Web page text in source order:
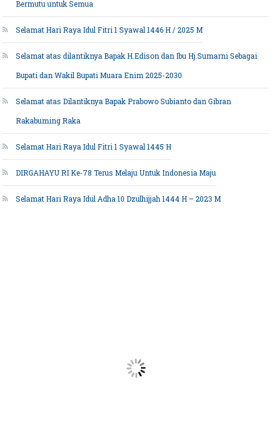
Bermutu untuk Semua
Selamat Hari Raya Idul Fitri 1 Syawal 1446 H / 2025 M
Selamat atas dilantiknya Bapak H.Edison dan Ibu Hj.Sumarni Sebagai
Bupati dan Wakil Bupati Muara Enim 2025-2030
Selamat atas Dilantiknya Bapak Prabowo Subianto dan Gibran
Rakabuming Raka
Selamat Hari Raya Idul Fitri 1 Syawal 1445 H
DIRGAHAYU RI Ke-78 Terus Melaju Untuk Indonesia Maju
Selamat Hari Raya Idul Adha 10 Dzulhijjah 1444 H – 2023 M